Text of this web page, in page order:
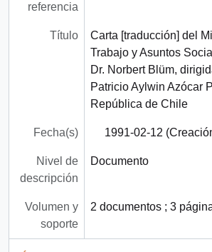
referencia
Título
Carta [traducción] del
Trabajo y Asuntos
Dr. Norbert Blüm,
Patricio Aylwin Azócar
República de Chile
Fecha(s) 1991-02-12
Nivel de
descripción
Documento
Volumen y
soporte
2 documentos ; 3